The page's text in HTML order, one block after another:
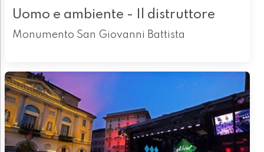
Uomo e ambiente - Il distruttore
Monumento San Giovanni Battista